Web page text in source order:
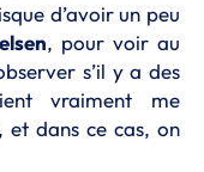
d’avoir un peu
, pour voir au
s’il y a des
vraiment me
et dans ce cas, on